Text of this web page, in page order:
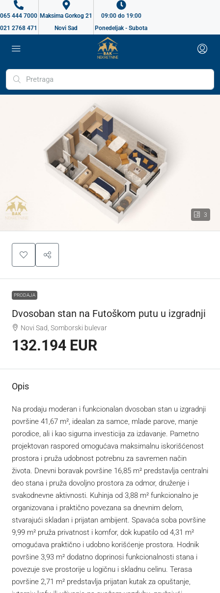
065 444 7000
021 2768 471
Maksima Gorkog 21
Novi Sad
09:00 do 19:00
Ponedeljak - Subota
3
PRODAJA
Dvosoban stan na Futoškom putu u izgradnji
Novi Sad, Somborski bulevar
132.194 EUR
Opis
Na prodaju moderan i funkcionalan dvosoban stan u izgradnji
površine 41,67 m², idealan za samce, mlade parove, manje
porodice, ali i kao sigurna investicija za izdavanje. Pametno
projektovan raspored omogućava maksimalnu iskorišćenost
prostora i pruža udobnost potrebnu za savremen način
života. Dnevni boravak površine 16,85 m² predstavlja centralni
deo stana i pruža dovoljno prostora za odmor, druženje i
svakodnevne aktivnosti. Kuhinja od 3,88 m² funkcionalno je
organizovana i praktično povezana sa dnevnim delom,
stvarajući skladan i prijatan ambijent. Spavaća soba površine
9,99 m² pruža privatnost i komfor, dok kupatilo od 4,31 m²
omogućava praktično i udobno korišćenje prostora. Hodnik
površine 3,93 m² dodatno doprinosi funkcionalnosti stana i
povezuje sve prostorije u logičnu i skladnu celinu. Terasa
površine 2,71 m² predstavlja prijatan kutak za opuštanje,